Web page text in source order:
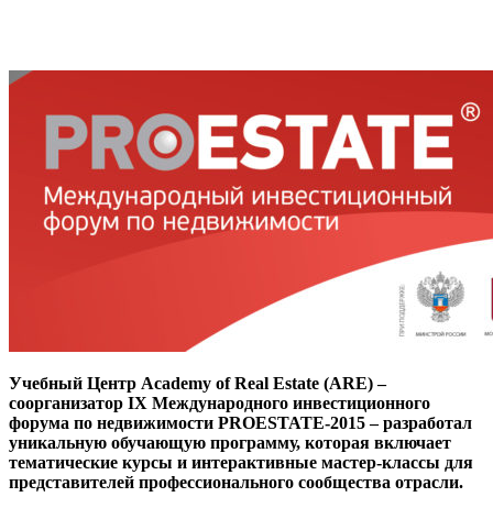
Учебный Центр Academy of Real Estate (ARE) –
соорганизатор IX Международного инвестиционного
форума по недвижимости PROESTATE-2015 – разработал
уникальную обучающую программу, которая включает
тематические курсы и интерактивные мастер-классы для
представителей профессионального сообщества отрасли.